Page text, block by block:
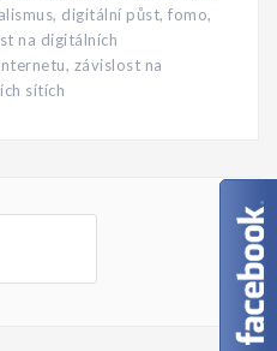
, digitální půst, fomo,
na digitálních
, závislost na
sítích